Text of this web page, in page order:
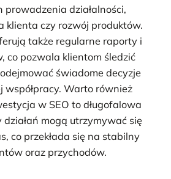
prowadzenia działalności,
klienta czy rozwój produktów.
także regularne raporty i
co pozwala klientom śledzić
świadome decyzje
współpracy. Warto również
w SEO to długofalowa
mogą utrzymywać się
co przekłada się na stabilny
oraz przychodów.